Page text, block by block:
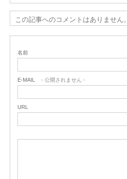
この記事へのコメントはありません。
名前
E-MAIL - 公開されません -
URL